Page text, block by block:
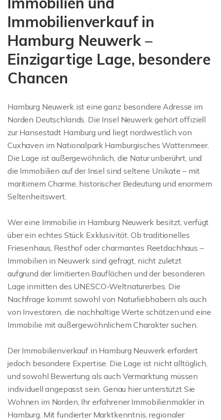
Immobilienverkauf in
Hamburg Neuwerk –
Einzigartige Lage, besondere
Chancen
Hamburg Neuwerk ist eine ganz besondere Adresse im
Norden Deutschlands. Die Insel Neuwerk gehört offiziell
zur Hansestadt Hamburg und liegt nordwestlich von
Cuxhaven im Nationalpark Hamburgisches Wattenmeer.
Die Lage ist außergewöhnlich, die Natur unberührt, und
die Immobilien auf der Insel sind seltene Unikate – mit
maritimem Charme, historischer Bedeutung und enormem
Seltenheitswert.
Wer eine Immobilie in Hamburg Neuwerk besitzt, verfügt
über ein echtes Stück Exklusivität. Ob traditionelles
Friesenhaus, Resthof oder charmantes Reetdachhaus –
Immobilien in Neuwerk sind gefragt, nicht zuletzt
aufgrund der limitierten Bauflächen und der besonderen
Lage inmitten des UNESCO-Weltnaturerbes. Die
Nachfrage kommt sowohl von Naturliebhabern als auch
von Investoren, die nachhaltige Werte schätzen und eine
Immobilie mit außergewöhnlichem Charakter suchen.
Der Immobilienverkauf in Hamburg Neuwerk erfordert
jedoch besondere Expertise. Die Lage ist nicht alltäglich,
und sowohl Bewertung als auch Vermarktung müssen
individuell angepasst sein. Genau hier unterstützt Sie
Wohnen im Norden, Ihr erfahrener Immobilienmakler in
Hamburg. Mit fundierter Marktkenntnis, regionaler